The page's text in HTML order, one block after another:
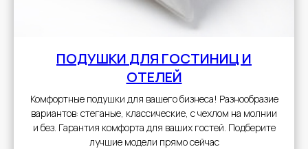
ПОДУШКИ ДЛЯ ГОСТИНИЦ И
ОТЕЛЕЙ
Комфортные подушки для вашего бизнеса! Разнообразие
вариантов: стеганые, классические, с чехлом на молнии
и без. Гарантия комфорта для ваших гостей. Подберите
лучшие модели прямо сейчас